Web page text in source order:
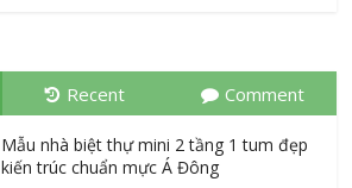
Recent Comment
Mẫu nhà biệt thự mini 2 tầng 1 tum đẹp
kiến trúc chuẩn mực Á Đông